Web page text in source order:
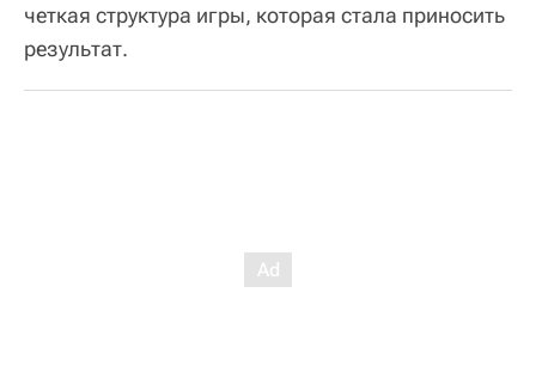
четкая структура игры, которая стала приносить
результат.